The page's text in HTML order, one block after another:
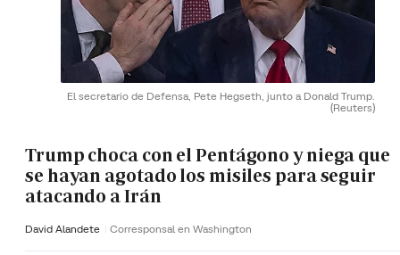
El secretario de Defensa, Pete Hegseth, junto a Donald Trump.
(Reuters)
Trump choca con el Pentágono y niega que
se hayan agotado los misiles para seguir
atacando a Irán
David Alandete Corresponsal en Washington